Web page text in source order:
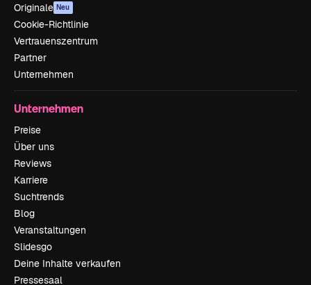
Originale Neu
Cookie-Richtlinie
Vertrauenszentrum
Partner
Unternehmen
Unternehmen
Preise
Über uns
Reviews
Karriere
Suchtrends
Blog
Veranstaltungen
Slidesgo
Deine Inhalte verkaufen
Pressesaal